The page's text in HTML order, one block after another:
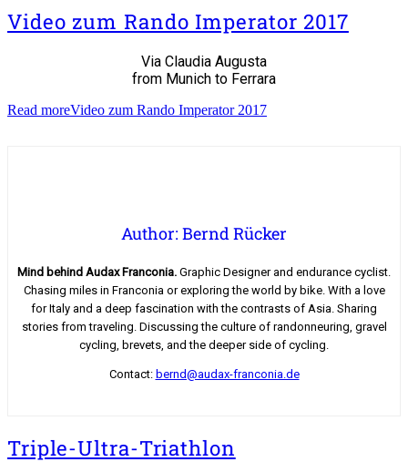
Video zum Rando Imperator 2017
Via Claudia Augusta
from Munich to Ferrara
Read moreVideo zum Rando Imperator 2017
Author: Bernd Rücker
Mind behind Audax Franconia. Graphic Designer and endurance cyclist.
Chasing miles in Franconia or exploring the world by bike. With a love
for Italy and a deep fascination with the contrasts of Asia. Sharing
stories from traveling. Discussing the culture of randonneuring, gravel
cycling, brevets, and the deeper side of cycling.
Contact: bernd@audax-franconia.de
Triple-Ultra-Triathlon